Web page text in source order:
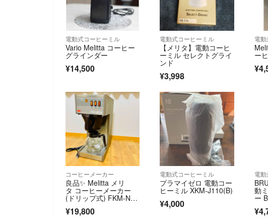
電動式コーヒーミル
Vario Melitta コーヒー
グラインダー
¥14,500
電動式コーヒーミル
【メリタ】電動コーヒ
ーミル セレクトグライ
ンド
¥3,998
電
ー
コーヒーメーカー
良品✨ Melitta メリ
タ コーヒーメーカー
(ドリップ式) FKM-N72
¥19,800
電動式コーヒーミル
プラマイゼロ 電動コー
ヒーミル XKM-J110(B)
¥4,000
電
動
ー